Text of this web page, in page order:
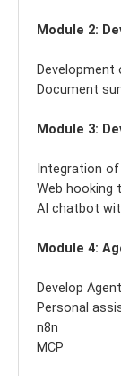
Module 2:
Document
Module 3:
Integration
Web hooking
AI chatbot
Module 4:
Develop
Personal
n8n
MCP